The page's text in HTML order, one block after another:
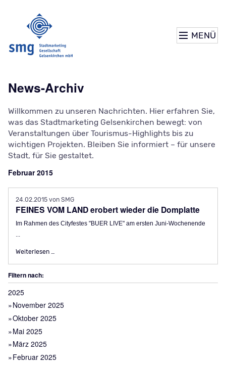
MENÜ
News-Archiv
Willkommen zu unseren Nachrichten. Hier erfahren Sie,
was das Stadtmarketing Gelsenkirchen bewegt: von
Veranstaltungen über Tourismus-Highlights bis zu
wichtigen Projekten. Bleiben Sie informiert – für unsere
Stadt, für Sie gestaltet.
Februar 2015
24.02.2015von SMG
FEINES VOM LAND erobert wieder die Domplatte
Im Rahmen des Cityfestes "BUER LIVE" am ersten Juni-Wochenende
...
Weiterlesen …
Filtern nach:
2025
November 2025
Oktober 2025
Mai 2025
März 2025
Februar 2025